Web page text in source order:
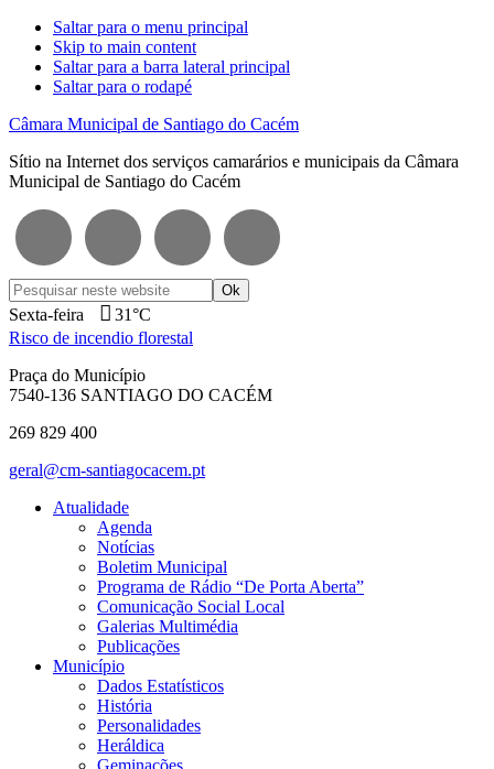
Saltar para o menu principal
Skip to main content
Saltar para a barra lateral principal
Saltar para o rodapé
Câmara Municipal de Santiago do Cacém
Sítio na Internet dos serviços camarários e municipais da Câmara
Municipal de Santiago do Cacém
Pesquisar
neste
website
Sexta-feira
31°C
Risco de incendio florestal
Praça do Município
7540-136 SANTIAGO DO CACÉM
269 829 400
geral@cm-santiagocacem.pt
Atualidade
Agenda
Notícias
Boletim Municipal
Programa de Rádio “De Porta Aberta”
Comunicação Social Local
Galerias Multimédia
Publicações
Município
Dados Estatísticos
História
Personalidades
Heráldica
Geminações